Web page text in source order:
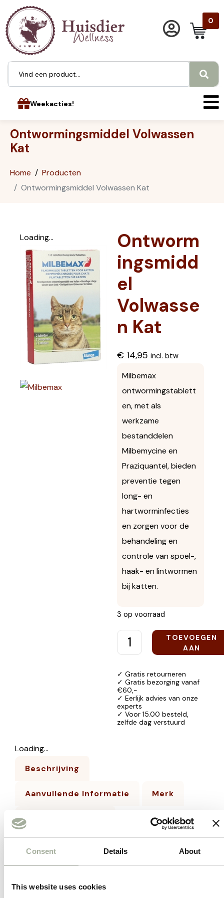
Consent Details About
This website uses cookies
0
Weekacties!
Ontwormingsmiddel Volwassen
Kat
Home
Producten
Ontwormingsmiddel Volwassen Kat
Loading...
Ontworm
ingsmidd
el
Volwasse
n Kat
€ 14,95 incl. btw
Milbemax
ontwormingstablett
en, met als
werkzame
bestanddelen
Milbemycine en
Praziquantel, bieden
preventie tegen
long- en
hartworminfecties
en zorgen voor de
behandeling en
controle van spoel-,
haak- en lintwormen
bij katten.
3 op voorraad
TOEVOEGEN
AAN
✓ Gratis retourneren
✓ Gratis bezorging vanaf
€60,-
✓ Eerlijk advies van onze
experts
✓ Voor 15.00 besteld,
zelfde dag verstuurd
Loading...
Beschrijving
Aanvullende Informatie Merk
Beoordelingen (0)
hartworminfecties en zorgen voor de